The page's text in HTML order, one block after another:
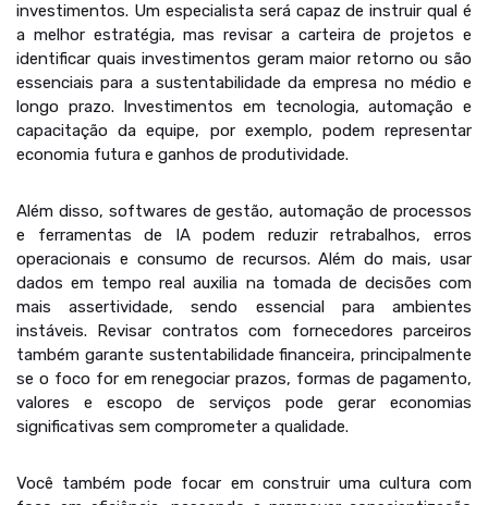
investimentos. Um especialista será capaz de instruir qual é
a melhor estratégia, mas revisar a carteira de projetos e
identificar quais investimentos geram maior retorno ou são
essenciais para a sustentabilidade da empresa no médio e
longo prazo. Investimentos em tecnologia, automação e
capacitação da equipe, por exemplo, podem representar
economia futura e ganhos de produtividade.
Além disso, softwares de gestão, automação de processos
e ferramentas de IA podem reduzir retrabalhos, erros
operacionais e consumo de recursos. Além do mais, usar
dados em tempo real auxilia na tomada de decisões com
mais assertividade, sendo essencial para ambientes
instáveis. Revisar contratos com fornecedores parceiros
também garante sustentabilidade financeira, principalmente
se o foco for em renegociar prazos, formas de pagamento,
valores e escopo de serviços pode gerar economias
significativas sem comprometer a qualidade.
Você também pode focar em construir uma cultura com